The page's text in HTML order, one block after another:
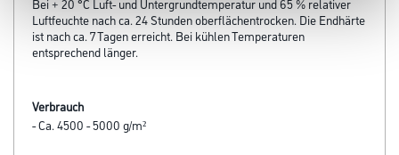
Luftfeuchte nach ca. 24 Stunden oberflächentrocken. Die Endhärte
ist nach ca. 7 Tagen erreicht. Bei kühlen Temperaturen
entsprechend länger.
Verbrauch
- Ca. 4500 - 5000 g/m²